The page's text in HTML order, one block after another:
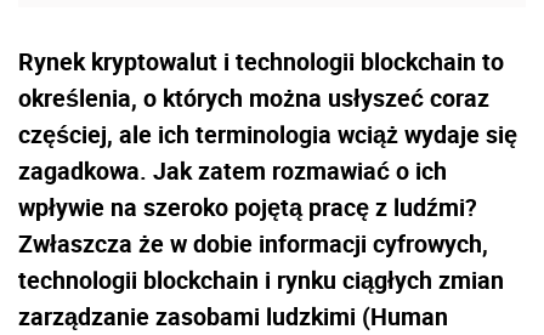
Rynek kryptowalut i technologii blockchain to
określenia, o których można usłyszeć coraz
częściej, ale ich terminologia wciąż wydaje się
zagadkowa. Jak zatem rozmawiać o ich
wpływie na szeroko pojętą pracę z ludźmi?
Zwłaszcza że w dobie informacji cyfrowych,
technologii blockchain i rynku ciągłych zmian
zarządzanie zasobami ludzkimi (Human